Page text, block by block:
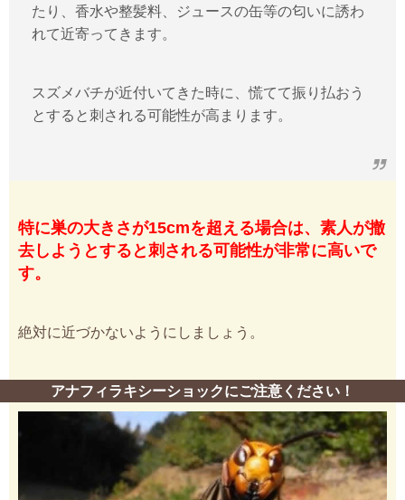
たり、香水や整髪料、ジュースの缶等の匂いに誘わ
れて近寄ってきます。
スズメバチが近付いてきた時に、慌てて振り払おう
とすると刺される可能性が高まります。
特に巣の大きさが15cmを超える場合は、素人が撤
去しようとすると刺される可能性が非常に高いで
す。
絶対に近づかないようにしましょう。
アナフィラキシーショックにご注意ください！